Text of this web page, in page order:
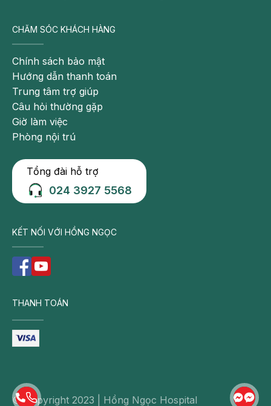
CHĂM SÓC KHÁCH HÀNG
Chính sách bảo mật
Hướng dẫn thanh toán
Trung tâm trợ giúp
Câu hỏi thường gặp
Giờ làm việc
Phòng nội trú
Tổng đài hỗ trợ
024 3927 5568
KẾT NỐI VỚI HỒNG NGỌC
THANH TOÁN
© Copyright 2023 | Hồng Ngọc Hospital